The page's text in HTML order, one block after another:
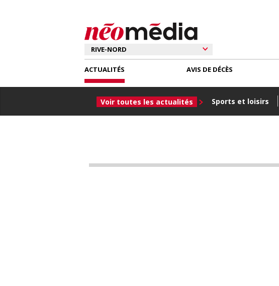
ACTUALITÉS
Voir toutes les actualités Sports et loisirs
AVIS DE DÉCÈS